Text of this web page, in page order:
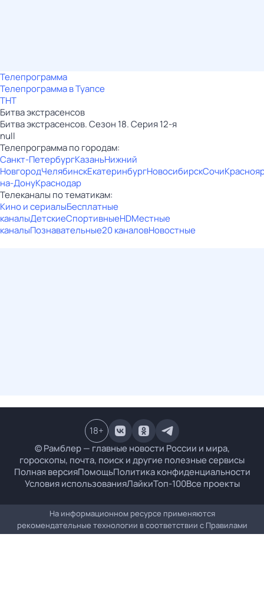
Телепрограмма
Телепрограмма в Туапсе
ТНТ
Битва экстрасенсов
Битва экстрасенсов. Сезон 18. Серия 12-я
null
Телепрограмма по городам:
Санкт-ПетербургКазаньНижний
НовгородЧелябинскЕкатеринбургНовосибирскСочи
на-ДонуКраснодар
Телеканалы по тематикам:
Кино и сериалыБесплатные
каналыДетскиеСпортивныеHDМестные
каналыПознавательные20 каналовНовостные
© Рамблер — главные новости России и мира,
гороскопы, почта, поиск и другие полезные сервисы
Полная версияПомощьПолитика конфиденциальности
Условия использованияЛайкиТоп-100Все проекты
18+
На информационном ресурсе применяются
рекомендательные технологии в соответствии с Правилами